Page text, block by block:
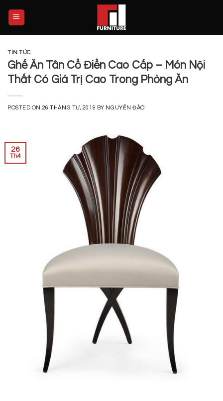
TIN TỨC
Ghế Ăn Tân Cổ Điển Cao Cấp – Món Nội
Thất Có Giá Trị Cao Trong Phòng Ăn
POSTED ON 26 THÁNG TƯ, 2019 BY NGUYỄN ĐÀO
26
Th4